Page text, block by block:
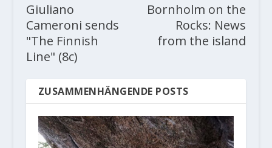
Giuliano
Cameroni sends
"The Finnish
Line" (8c)
Bornholm on the
Rocks: News
from the island
ZUSAMMENHÄNGENDE POSTS